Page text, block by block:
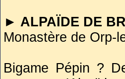
► ALPAÏDE DE
Monastère de Orp-
Bigame Pépin ?
► PLECTRUDE (v.
Abbaye Sainte-
Appartenant à une
qu’elle voit son